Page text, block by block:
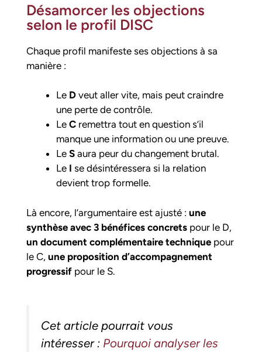
Désamorcer les objections
selon le profil DISC
Chaque profil manifeste ses objections à sa
manière :
Le Dveut aller vite, mais peut craindre
une perte de contrôle.
Le Cremettra tout en question s’il
manque une information ou une preuve.
Le Saura peur du changement brutal.
Le I se désintéressera si la relation
devient trop formelle.
Là encore, l’argumentaire est ajusté : une
synthèse avec 3 bénéfices concretspour le D,
un document complémentaire techniquepour
le C, une proposition d’accompagnement
progressifpour le S.
Cet article pourrait vous
intéresser : Pourquoi analyser les